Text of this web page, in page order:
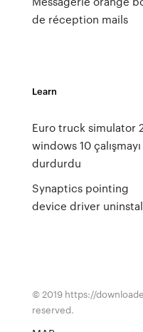
de réception mails
Learn
Euro truck simulator
windows 10 çalışmayı
durdurdu
Synaptics pointing
device driver
© 2019 https://
reserved.